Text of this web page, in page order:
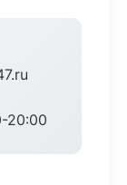
20:00